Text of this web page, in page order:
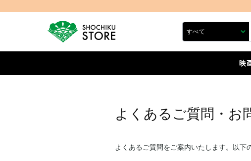
映
よくあるご質問・お
よくあるご質問をご案内いたします。以下